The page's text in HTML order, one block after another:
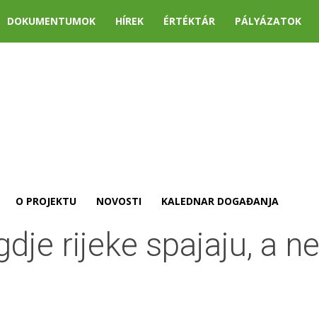
DOKUMENTUMOK HÍREK ÉRTÉKTÁR PÁLYÁZATOK
O PROJEKTU NOVOSTI KALEDNAR DOGAĐANJA
rijeke spajaju, a